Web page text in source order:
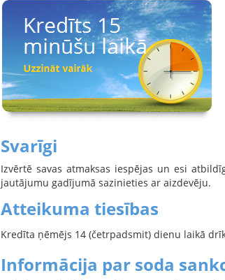
Svarīgi
Izvērtē savas atmaksas iespējas un esi
jautājumu gadījumā sazinieties ar aizdevēju.
Atteikuma tiesības
Kredīta ņēmējs 14 (četrpadsmit) dienu laikā
Informācija par soda